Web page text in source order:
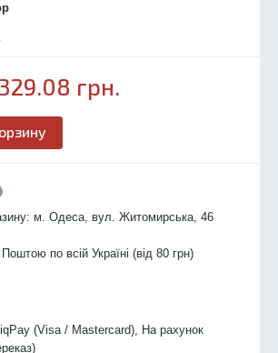
грн.
м. Одеса, вул. Житомирська, 46
по всій Україні (від 80 грн)
(Visa / Mastercard), На рахунок